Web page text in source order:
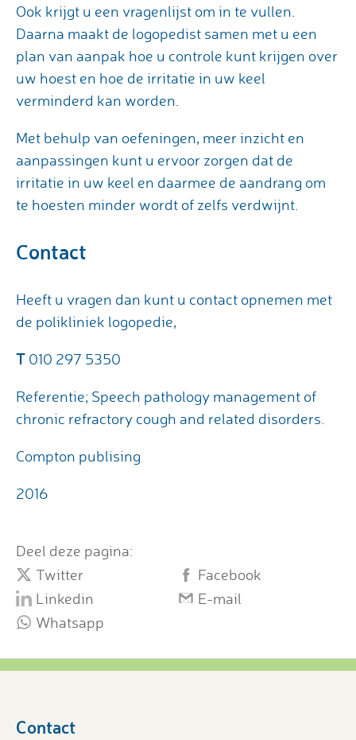
Ook krijgt u een vragenlijst om in te vullen.
Daarna maakt de logopedist samen met u een
plan van aanpak hoe u controle kunt krijgen over
uw hoest en hoe de irritatie in uw keel
verminderd kan worden.
Met behulp van oefeningen, meer inzicht en
aanpassingen kunt u ervoor zorgen dat de
irritatie in uw keel en daarmee de aandrang om
te hoesten minder wordt of zelfs verdwijnt.
Contact
Heeft u vragen dan kunt u contact opnemen met
de polikliniek logopedie,
T 010 297 5350
Referentie; Speech pathology management of
chronic refractory cough and related disorders.
Compton publising
2016
Deel deze pagina:
Twitter
Facebook
Linkedin
E-mail
Whatsapp
Contact